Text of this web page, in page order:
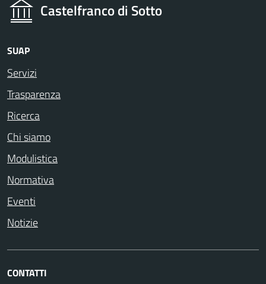
Castelfranco di Sotto
SUAP
Servizi
Trasparenza
Ricerca
Chi siamo
Modulistica
Normativa
Eventi
Notizie
CONTATTI